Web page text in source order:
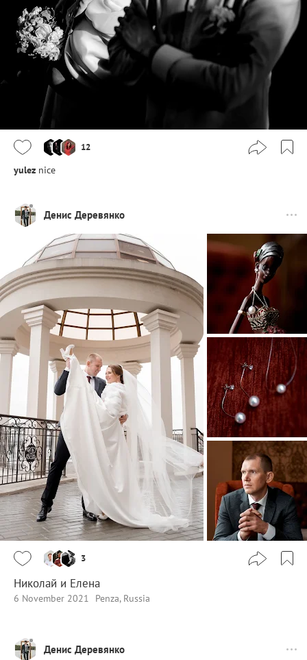
12
yulez nice
Денис Деревянко
3
Николай и Елена
6 November 2021 Penza, Russia
Денис Деревянко